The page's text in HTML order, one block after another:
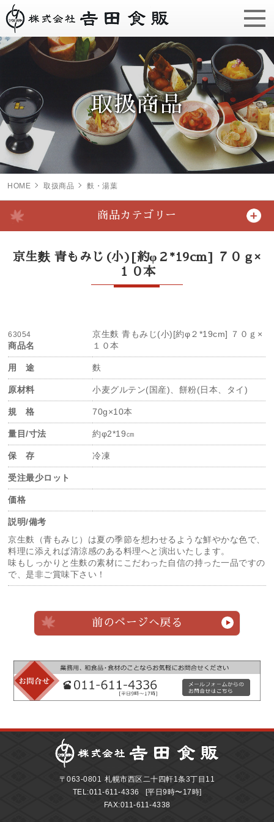
取扱商品
HOME 取扱商品 麩・湯葉
商品カテゴリー
京生麩 青もみじ(小)[約φ２*19cm] ７０ｇ×
１０本
63054
商品名
京生麩 青もみじ(小)[約φ２*19cm] ７０ｇ×
１０本
用 途 麩
原材料 小麦グルテン(国産)、餅粉(日本、タイ)
規 格 70g×10本
量目/寸法 約φ2*19㎝
保 存 冷凍
受注最少ロット
価格
説明/備考
京生麩（青もみじ）は夏の季節を想わせるような鮮やかな色で、
料理に添えれば清涼感のある料理へと演出いたします。
味もしっかりと生麩の素材にこだわった自信の持った一品ですの
で、是非ご賞味下さい！
前のページへ戻る
〒063-0801 札幌市西区二十四軒1条3丁目11
TEL:011-611-4336
[平日9時〜17時]
FAX:011-611-4338